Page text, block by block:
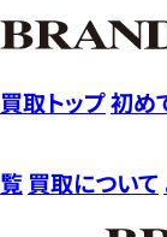
買取トップ初め
覧 買取について